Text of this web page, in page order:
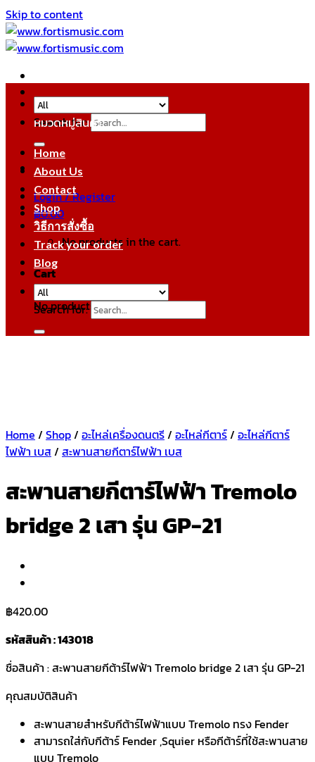
Skip to content
Search for:
Login / Register
฿0.00
No products in the cart.
Cart
No products in the cart.
หมวดหมู่สินค้า
Home
About Us
Contact
Shop
วิธีการสั่งซื้อ
Track your order
Blog
Search for:
Home / Shop/ อะไหล่เครื่องดนตรี/ อะไหล่กีตาร์/ อะไหล่กีตาร์
ไฟฟ้า เบส/ สะพานสายกีตาร์ไฟฟ้า เบส
สะพานสายกีตาร์ไฟฟ้า Tremolo
bridge 2 เสา รุ่น GP-21
฿420.00
รหัสสินค้า : 143018
ชื่อสินค้า : สะพานสายกีต้าร์ไฟฟ้า Tremolo bridge 2 เสา รุ่น GP-21
คุณสมบัติสินค้า
สะพานสายสำหรับกีต้าร์ไฟฟ้าแบบ Tremolo ทรง Fender
สามารถใส่กับกีต้าร์ Fender ,Squier หรือกีต้าร์ที่ใช้สะพานสาย
แบบ Tremolo